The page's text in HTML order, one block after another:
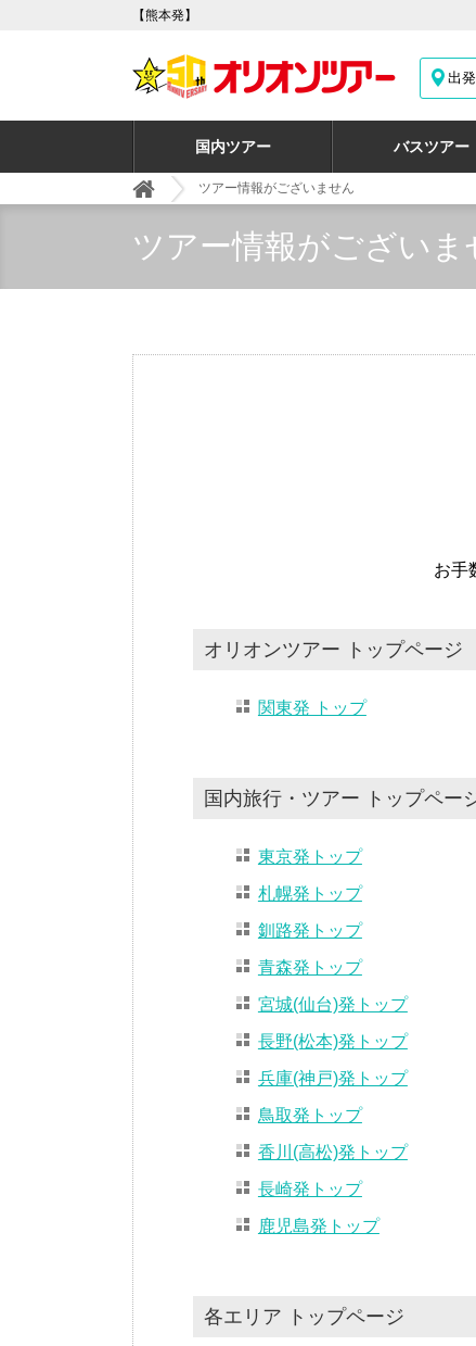
【熊本発】
出
国内ツアー バスツアー
ツアー情報がございません
ツアー情報がございま
お手
オリオンツアー トップページ
関東発 トップ
国内旅行・ツアー トップペー
東京発トップ
札幌発トップ
釧路発トップ
青森発トップ
宮城(仙台)発トップ
長野(松本)発トップ
兵庫(神戸)発トップ
鳥取発トップ
香川(高松)発トップ
長崎発トップ
鹿児島発トップ
各エリア トップページ